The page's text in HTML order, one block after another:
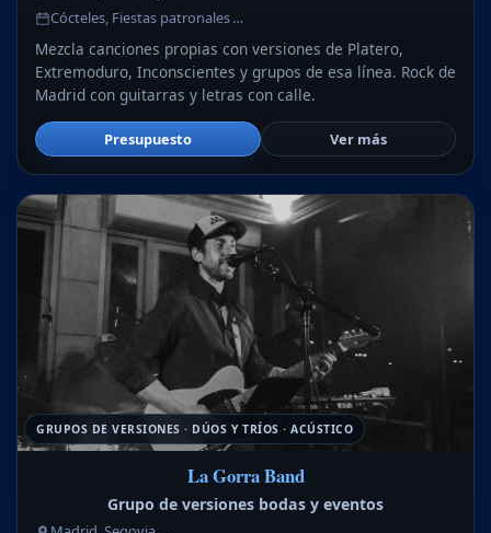
Cócteles, Fiestas patronales …
Mezcla canciones propias con versiones de Platero,
Extremoduro, Inconscientes y grupos de esa línea. Rock de
Madrid con guitarras y letras con calle.
Presupuesto Ver más
GRUPOS DE VERSIONES · DÚOS Y TRÍOS · ACÚSTICO
La Gorra Band
Grupo de versiones bodas y eventos